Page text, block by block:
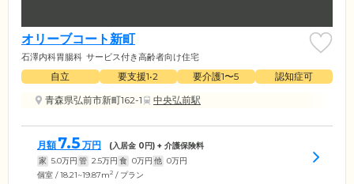
オリーブコート新町
石澤内科胃腸科 サービス付き高齢者向け住宅
自立 要支援1•2 要介護1〜5
認知症可
青森県弘前市新町162-1
中央弘前駅
月額 7.5 万円 (入居金 0円) + 介護保険料
家 5.0万円 管 2.5万円 食 0万円 他 0万円
個室 / 18.21~19.87m2 / プラン